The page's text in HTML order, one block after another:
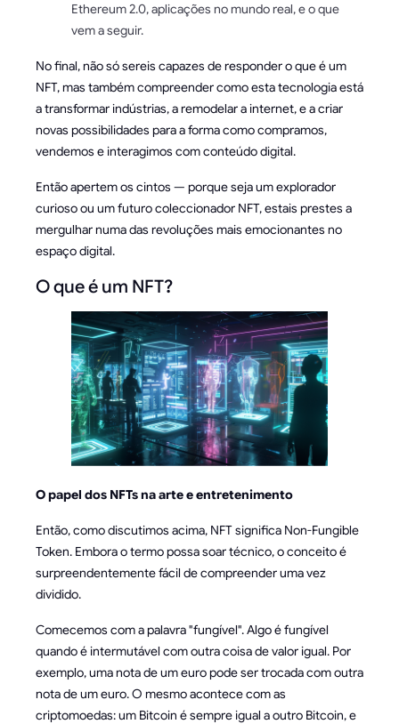
Ethereum 2.0, aplicações no mundo real, e o que
vem a seguir.
No final, não só sereis capazes de responder o que é um
NFT, mas também compreender como esta tecnologia está
a transformar indústrias, a remodelar a internet, e a criar
novas possibilidades para a forma como compramos,
vendemos e interagimos com conteúdo digital.
Então apertem os cintos — porque seja um explorador
curioso ou um futuro coleccionador NFT, estais prestes a
mergulhar numa das revoluções mais emocionantes no
espaço digital.
O que é um NFT?
O papel dos NFTs na arte e entretenimento
Então, como discutimos acima, NFT significa Non-Fungible
Token. Embora o termo possa soar técnico, o conceito é
surpreendentemente fácil de compreender uma vez
dividido.
Comecemos com a palavra "fungível". Algo é fungível
quando é intermutável com outra coisa de valor igual. Por
exemplo, uma nota de um euro pode ser trocada com outra
nota de um euro. O mesmo acontece com as
criptomoedas: um Bitcoin é sempre igual a outro Bitcoin, e